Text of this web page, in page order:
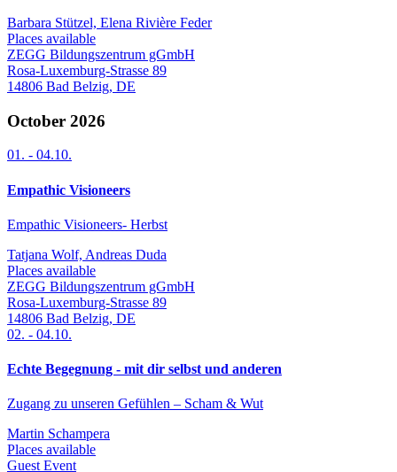
Barbara Stützel, Elena Rivière Feder
Places available
ZEGG Bildungszentrum gGmbH
Rosa-Luxemburg-Strasse 89
14806 Bad Belzig, DE
October 2026
01. - 04.10.
Empathic Visioneers
Empathic Visioneers- Herbst
Tatjana Wolf, Andreas Duda
Places available
ZEGG Bildungszentrum gGmbH
Rosa-Luxemburg-Strasse 89
14806 Bad Belzig, DE
02. - 04.10.
Echte Begegnung - mit dir selbst und anderen
Zugang zu unseren Gefühlen – Scham & Wut
Martin Schampera
Places available
Guest Event